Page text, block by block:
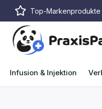
Hauptinhalt springen
Zur Suche springen
Zur Hauptnavigation
Top-Markenprodukte
Infusion & Injektion